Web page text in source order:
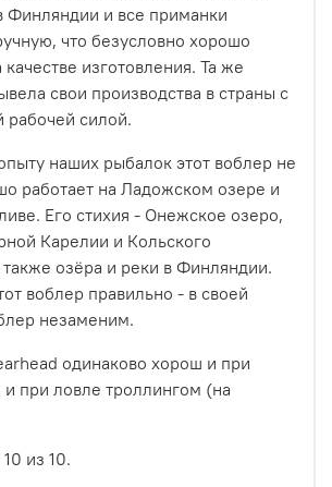
Финляндии и все приманки
что безусловно хорошо
качестве изготовления. Та же
свои производства в страны с
силой.
наших рыбалок этот воблер не
работает на Ладожском озере и
Его стихия - Онежское озеро,
Карелии и Кольского
также озёра и реки в Финляндии.
воблер правильно - в своей
незаменим.
одинаково хорош и при
и при ловле троллингом (на
из 10.